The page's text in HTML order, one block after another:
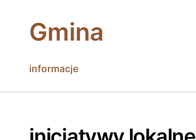
contentGmina
informacje